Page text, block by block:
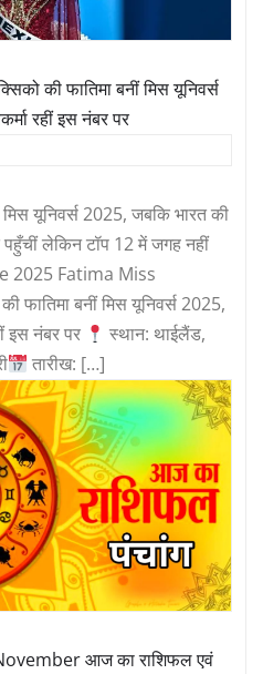
की फातिमा बनीं मिस यूनिवर्स
रहीं इस नंबर पर
मिस यूनिवर्स 2025, जबकि भारत की
पहुँचीं लेकिन टॉप 12 में जगह नहीं
2025 Fatima Miss
फातिमा बनीं मिस यूनिवर्स 2025,
इस नंबर पर
स्थान: थाईलैंड,
तारीख: […]
आज का राशिफल एवं